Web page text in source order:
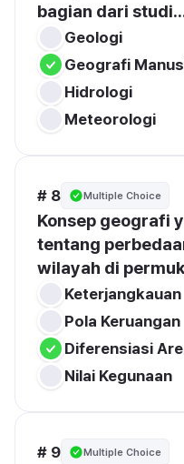
bagian dari
Geologi
Geografi
Hidrologi
Meteorologi
# 8 Multiple Choice
Konsep geografi
tentang
wilayah di
Keterjangkauan
Pola Keruangan
Diferensiasi
Nilai Kegunaan
# 9 Multiple Choice